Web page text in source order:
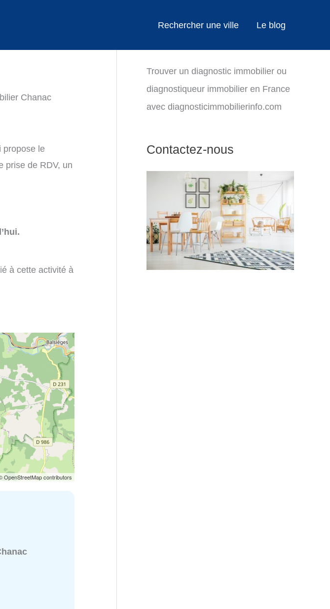
Rechercher une ville Le blog
Chanac
propose le
prise de RDV, un
à cette activité à
OpenStreetMap contributors
Trouver un diagnostic immobilier ou
diagnostiqueur immobilier en France
avec diagnosticimmobilierinfo.com
Contactez-nous